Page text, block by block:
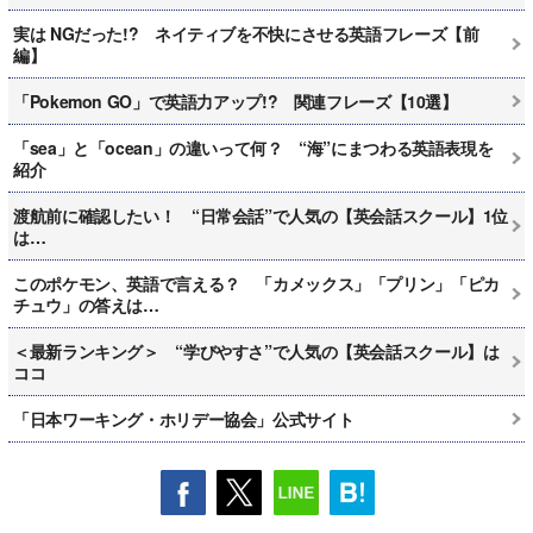
実は NGだった!? ネイティブを不快にさせる英語フレーズ【前
編】
「Pokemon GO」で英語力アップ!? 関連フレーズ【10選】
「sea」と「ocean」の違いって何？ “海”にまつわる英語表現を
紹介
渡航前に確認したい！ “日常会話”で人気の【英会話スクール】1位
は…
このポケモン、英語で言える？ 「カメックス」「プリン」「ピカ
チュウ」の答えは…
＜最新ランキング＞ “学びやすさ”で人気の【英会話スクール】は
ココ
「日本ワーキング・ホリデー協会」公式サイト